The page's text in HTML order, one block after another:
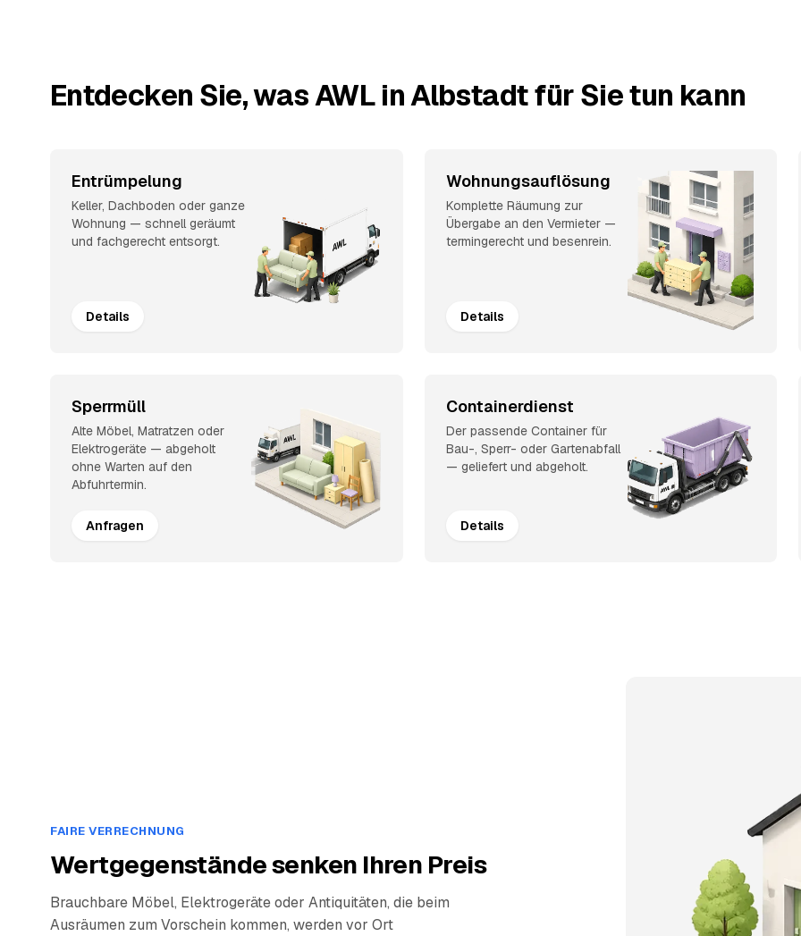
Entdecken Sie, was AWL in Albstadt für Sie tun kann
Entrümpelung
Keller, Dachboden oder ganze
Wohnung — schnell geräumt
und fachgerecht entsorgt.
Details
Wohnungsauflösung
Komplette Räumung zur
Übergabe an den Vermieter —
termingerecht und besenrein.
Details
Sperrmüll
Alte Möbel, Matratzen oder
Elektrogeräte — abgeholt
ohne Warten auf den
Abfuhrtermin.
Anfragen
Containerdienst
Der passende Container für
Bau-, Sperr- oder Gartenabfall
— geliefert und abgeholt.
Details
FAIRE VERRECHNUNG
Wertgegenstände senken Ihren Preis
Brauchbare Möbel, Elektrogeräte oder Antiquitäten, die beim
Ausräumen zum Vorschein kommen, werden vor Ort